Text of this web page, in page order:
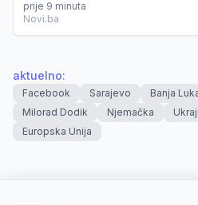
prije 9 minuta
Novi.ba
aktuelno:
Facebook Sarajevo Banja
Milorad Dodik
Njemačka
Europska Unija